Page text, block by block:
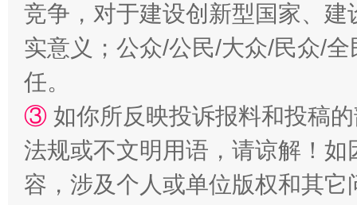
竞争，对于建设创新型国家、
实意义；公众/公民/大众/民众/
任。
③ 如你所反映投诉报料和投稿
法规或不文明用语，请谅解！
容，涉及个人或单位版权和其它